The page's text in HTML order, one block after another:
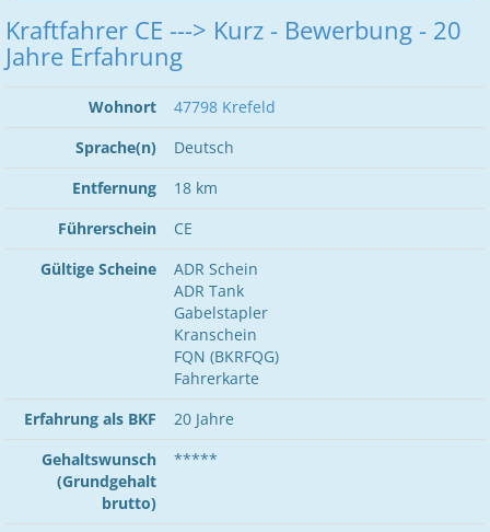
Kraftfahrer CE ---> Kurz - Bewerbung - 20
Jahre Erfahrung
Wohnort
47798 Krefeld
Sprache(n)
Deutsch
Entfernung
18 km
Führerschein
CE
Gültige Scheine
ADR Schein
ADR Tank
Gabelstapler
Kranschein
FQN (BKRFQG)
Fahrerkarte
Erfahrung als BKF
20 Jahre
Gehaltswunsch
(Grundgehalt
brutto)
*****